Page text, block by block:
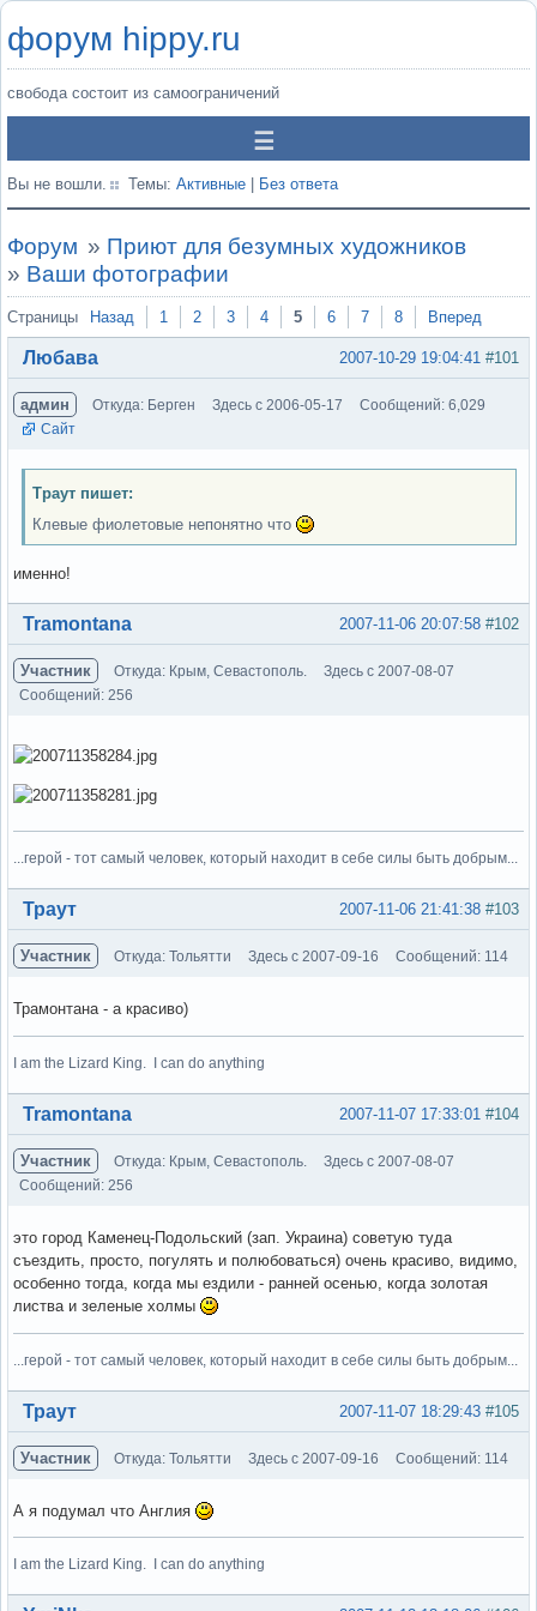
форум hippy.ru
свобода состоит из самоограничений
Вы не вошли. Темы: Активные Без ответа
Форум » Приют для безумных художников
» Ваши фотографии
Страницы Назад 1 2 3 4 5 6 7 8 Вперед
#101
2007-10-29 19:04:41
Любава
админ Откуда: Берген Здесь с 2006-05-17
Сообщений: 6,029
Сайт
Траут пишет:
Клевые фиолетовые непонятно что
именно!
Вне форума #102
2007-11-06 20:07:58
Tramontana
Участник Откуда: Крым, Севастополь.
Здесь с 2007-08-07
Сообщений: 256
...герой - тот самый человек, который находит в себе силы быть добрым...
Вне форума #103
2007-11-06 21:41:38
Траут
Участник Откуда: Тольятти Здесь с 2007-09-16 Сообщений: 114
Трамонтана - а красиво)
I am the Lizard King. I can do anything
Вне форума #104
2007-11-07 17:33:01
Tramontana
Участник Откуда: Крым, Севастополь.
Здесь с 2007-08-07
Сообщений: 256
это город Каменец-Подольский (зап. Украина) советую туда
съездить, просто, погулять и полюбоваться) очень красиво, видимо,
особенно тогда, когда мы ездили - ранней осенью, когда золотая
листва и зеленые холмы
...герой - тот самый человек, который находит в себе силы быть добрым...
Вне форума #105
2007-11-07 18:29:43
Траут
Участник Откуда: Тольятти Здесь с 2007-09-16 Сообщений: 114
А я подумал что Англия
I am the Lizard King. I can do anything